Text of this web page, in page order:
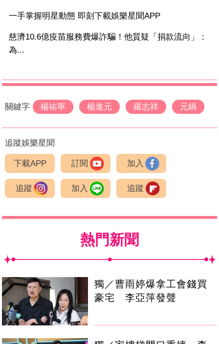
一手掌握明星動態 即刻下載娛樂星聞APP
慈濟10.6億疫苗服務費爆詐騙！他質疑「捐款流向」：
為...
關鍵字 楊祐寧 楊進元 羅志祥 元鍋
追蹤娛樂星聞
下載APP 訂閱 加入
追蹤 加入 追蹤
熱門新聞
獨／曹雨婷爆拿工會錢買
豪宅 李亞萍發聲